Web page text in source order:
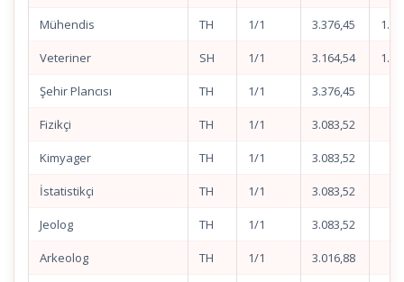
Mühendis TH 1/1 3.376,45
Veteriner SH 1/1 3.164,54
Şehir Plancısı TH 1/1 3.376,45
Fizikçi TH 1/1 3.083,52
Kimyager TH 1/1 3.083,52
İstatistikçi TH 1/1 3.083,52
Jeolog TH 1/1 3.083,52
Arkeolog TH 1/1 3.016,88